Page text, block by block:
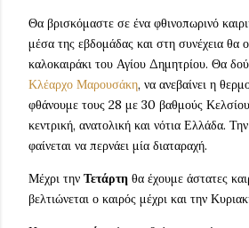
Θα βρισκόμαστε σε ένα φθινοπωρινό
μέσα της εβδομάδας και στη συνέχεια θα
καλοκαιράκι του Αγίου Δημητρίου. Θα
Κλέαρχο Μαρουσάκη, να ανεβαίνει η
φθάνουμε τους 28 με 30 βαθμούς Κελσίου
κεντρική, ανατολική και νότια Ελλάδα.
φαίνεται να περνάει μία διαταραχή.
Μέχρι την Τετάρτη θα έχουμε άστατες
βελτιώνεται ο καιρός μέχρι και την